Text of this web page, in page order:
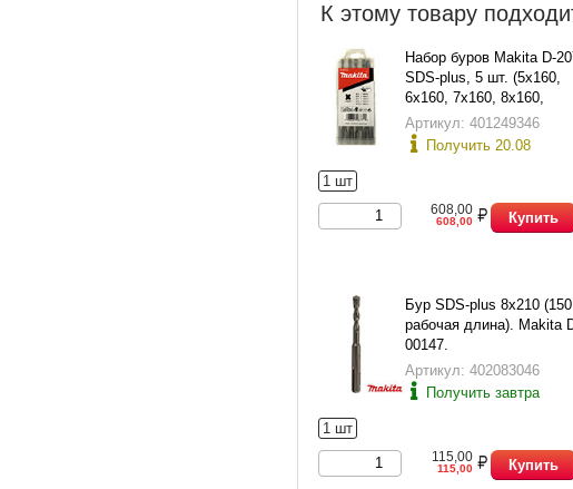
К этому товару
Набор буров Makita D-
SDS-plus, 5 шт. (5х160,
6х160, 7х160, 8х160,
10х160), в пласт.
Артикул: 401249346
Получить 20.08
1 шт
608,00
608,00 Купить
Бур SDS-plus 8х210
рабочая длина). Makita
00147.
Артикул: 402083046
Получить завтра
1 шт
115,00
115,00 Купить